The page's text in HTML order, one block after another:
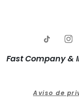
Fast Company &
Aviso de